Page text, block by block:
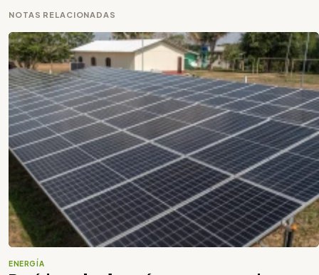
NOTAS RELACIONADAS
ENERGÍA